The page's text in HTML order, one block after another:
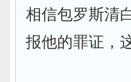
相信包罗斯清
报他的罪证，